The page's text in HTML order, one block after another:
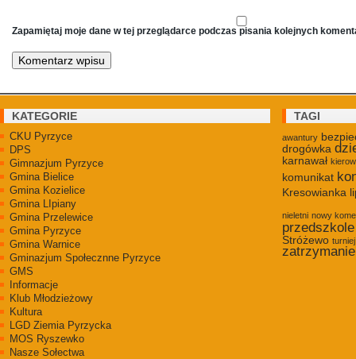
Zapamiętaj moje dane w tej przeglądarce podczas pisania kolejnych
KATEGORIE
CKU Pyrzyce
DPS
Gimnazjum Pyrzyce
Gmina Bielice
Gmina Kozielice
Gmina LIpiany
Gmina Przelewice
Gmina Pyrzyce
Gmina Warnice
Gminazjum Społecznne Pyrzyce
GMS
Informacje
Klub Młodzieżowy
Kultura
LGD Ziemia Pyrzycka
MOS Ryszewko
Nasze Sołectwa
TAGI
awantury
drogówka
karnawał
komunikat
Kresowianka
nieletni nowy
przedszkole
Stróżewo turniej
zatrzymanie